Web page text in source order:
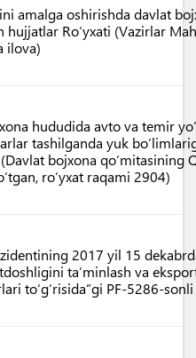
amalga oshirishda davlat
Ro‘yxati (Vazirlar
ilova)
hududida avto va temir
tashilganda yuk
bojxona qo‘mitasining
ro‘yxat raqami 2904)
2017 yil 15
ta’minlash va
to‘g‘risida”gi PF-5286-